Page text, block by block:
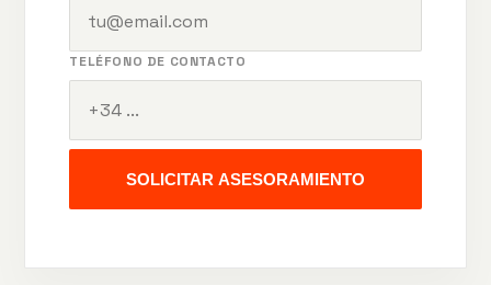
TELÉFONO DE CONTACTO
SOLICITAR ASESORAMIENTO